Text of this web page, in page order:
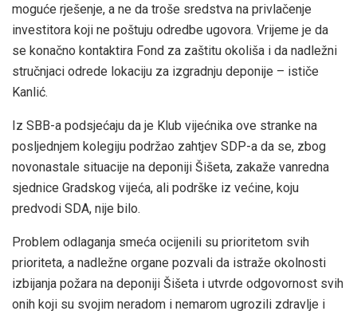
moguće rješenje, a ne da troše sredstva na privlačenje
investitora koji ne poštuju odredbe ugovora. Vrijeme je da
se konačno kontaktira Fond za zaštitu okoliša i da nadležni
stručnjaci odrede lokaciju za izgradnju deponije – ističe
Kanlić.
Iz SBB-a podsjećaju da je Klub vijećnika ove stranke na
posljednjem kolegiju podržao zahtjev SDP-a da se, zbog
novonastale situacije na deponiji Šišeta, zakaže vanredna
sjednice Gradskog vijeća, ali podrške iz većine, koju
predvodi SDA, nije bilo.
Problem odlaganja smeća ocijenili su prioritetom svih
prioriteta, a nadležne organe pozvali da istraže okolnosti
izbijanja požara na deponiji Šišeta i utvrde odgovornost svih
onih koji su svojim neradom i nemarom ugrozili zdravlje i